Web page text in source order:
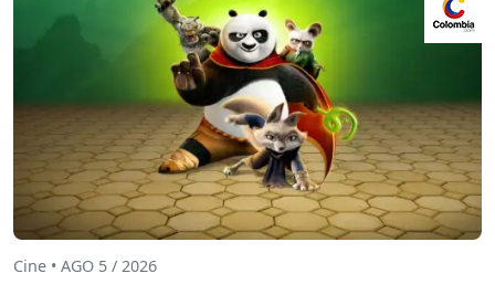
Cine • AGO 5 / 2026